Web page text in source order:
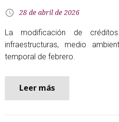
28 de abril de 2026
La modificación de
infraestructuras, medio
temporal de febrero.
Leer más